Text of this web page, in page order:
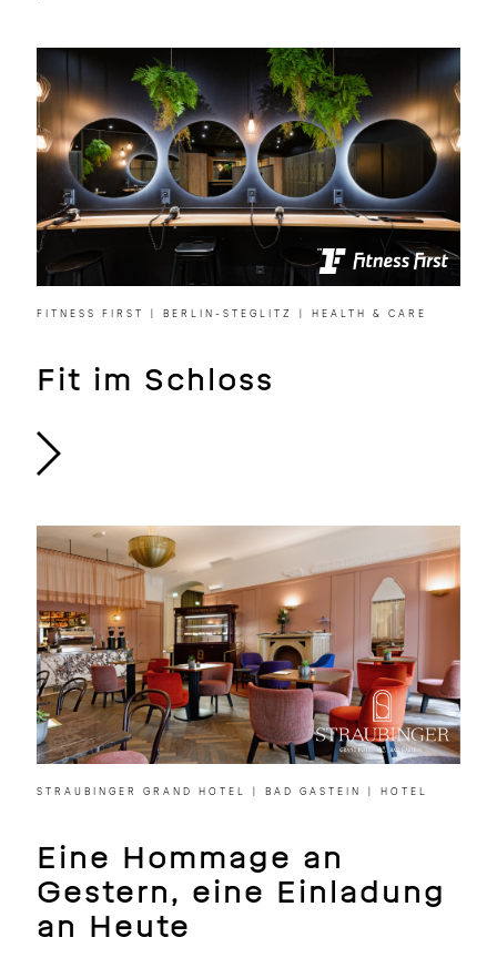
FITNESS FIRST | BERLIN-STEGLITZ | HEALTH & CARE
Fit im Schloss
STRAUBINGER GRAND HOTEL | BAD GASTEIN | HOTEL
Eine Hommage an
Gestern, eine Einladung
an Heute